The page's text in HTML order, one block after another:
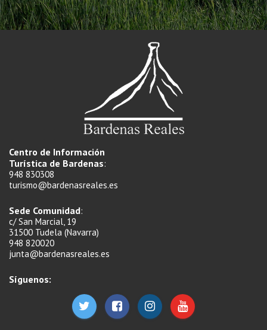
Centro de Información
Turística de Bardenas:
948 830308
turismo@bardenasreales.es
Sede Comunidad:
c/ San Marcial, 19
31500 Tudela (Navarra)
948 820020
junta@bardenasreales.es
Síguenos: